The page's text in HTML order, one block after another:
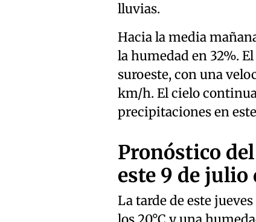
lluvias.
Hacia la media
la humedad en 32%.
suroeste, con una
km/h. El cielo
precipitaciones en
Pronóstico
este 9 de julio
La tarde de este